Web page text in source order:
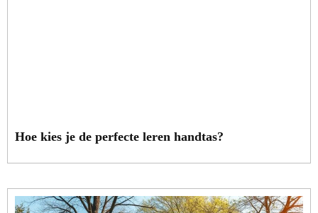
Hoe kies je de perfecte leren handtas?